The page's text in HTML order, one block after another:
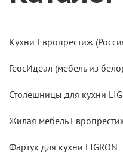
Кухни Европрестиж
ГеосИдеал (мебель из
Столешницы для кухни
Жилая мебель
Фартук для кухни LIGRON